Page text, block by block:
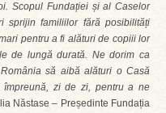
Scopul Fundației și al Caselor
sprijin familiilor fără posibilități
pentru a fi alături de copiii lor
de lungă durată. Ne dorim ca
să aibă alături o Casă
împreună, zi de zi, pentru a ne
Năstase – Președinte Fundația